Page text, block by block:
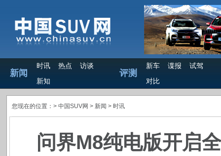
新闻
时讯 热点
访谈
新知
评测
新车 谍报
试驾
对比
您现在的位置：> 中国SUV网 > 新闻 > 时讯
问界M8纯电版开启